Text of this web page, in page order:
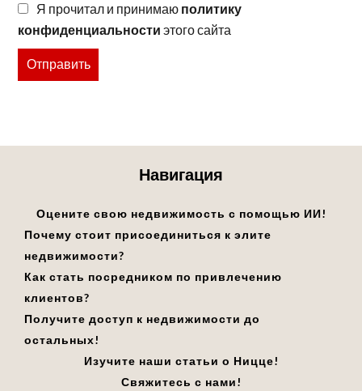
Я прочитал и принимаю политику
конфиденциальности этого сайта
Отправить
Навигация
Оцените свою недвижимость с помощью ИИ!
Почему стоит присоединиться к элите
недвижимости?
Как стать посредником по привлечению
клиентов?
Получите доступ к недвижимости до
остальных!
Изучите наши статьи о Ницце!
Свяжитесь с нами!